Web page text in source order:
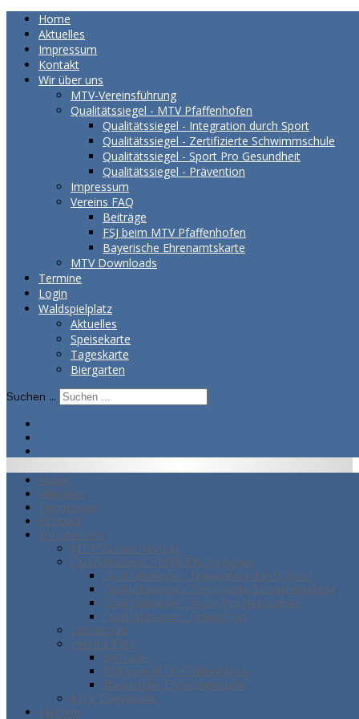
Home
Aktuelles
Impressum
Kontakt
Wir über uns
MTV-Vereinsführung
Qualitätssiegel - MTV Pfaffenhofen
Qualitätssiegel - Integration durch Sport
Qualitätssiegel - Zertifizierte Schwimmschule
Qualitätssiegel - Sport Pro Gesundheit
Qualitätssiegel - Prävention
Impressum
Vereins FAQ
Beiträge
FSJ beim MTV Pfaffenhofen
Bayerische Ehrenamtskarte
MTV Downloads
Termine
Login
Waldspielplatz
Aktuelles
Speisekarte
Tageskarte
Biergarten
Suchen ...
Home
Aktuelles
Impressum
Kontakt
Wir über uns
MTV-Vereinsführung
Qualitätssiegel - MTV Pfaffenhofen
Qualitätssiegel - Integration durch Sport
Qualitätssiegel - Zertifizierte Schwimmschule
Qualitätssiegel - Sport Pro Gesundheit
Qualitätssiegel - Prävention
Impressum
Vereins FAQ
Beiträge
FSJ beim MTV Pfaffenhofen
Bayerische Ehrenamtskarte
MTV Downloads
Termine